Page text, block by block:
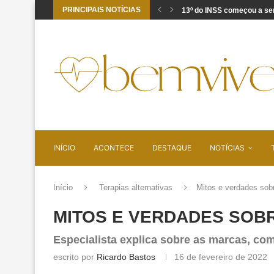
PRINCIPAIS NOTÍCIAS 13º do INSS começou a
INÍCIO ACONTECE DESTAQUE NOTÍCIAS
Início Terapias alternativas Mitos e verdades
MITOS E VERDADES
Especialista explica sobre as marcas,
escrito por Ricardo Bastos 16 de fevereiro de 2022